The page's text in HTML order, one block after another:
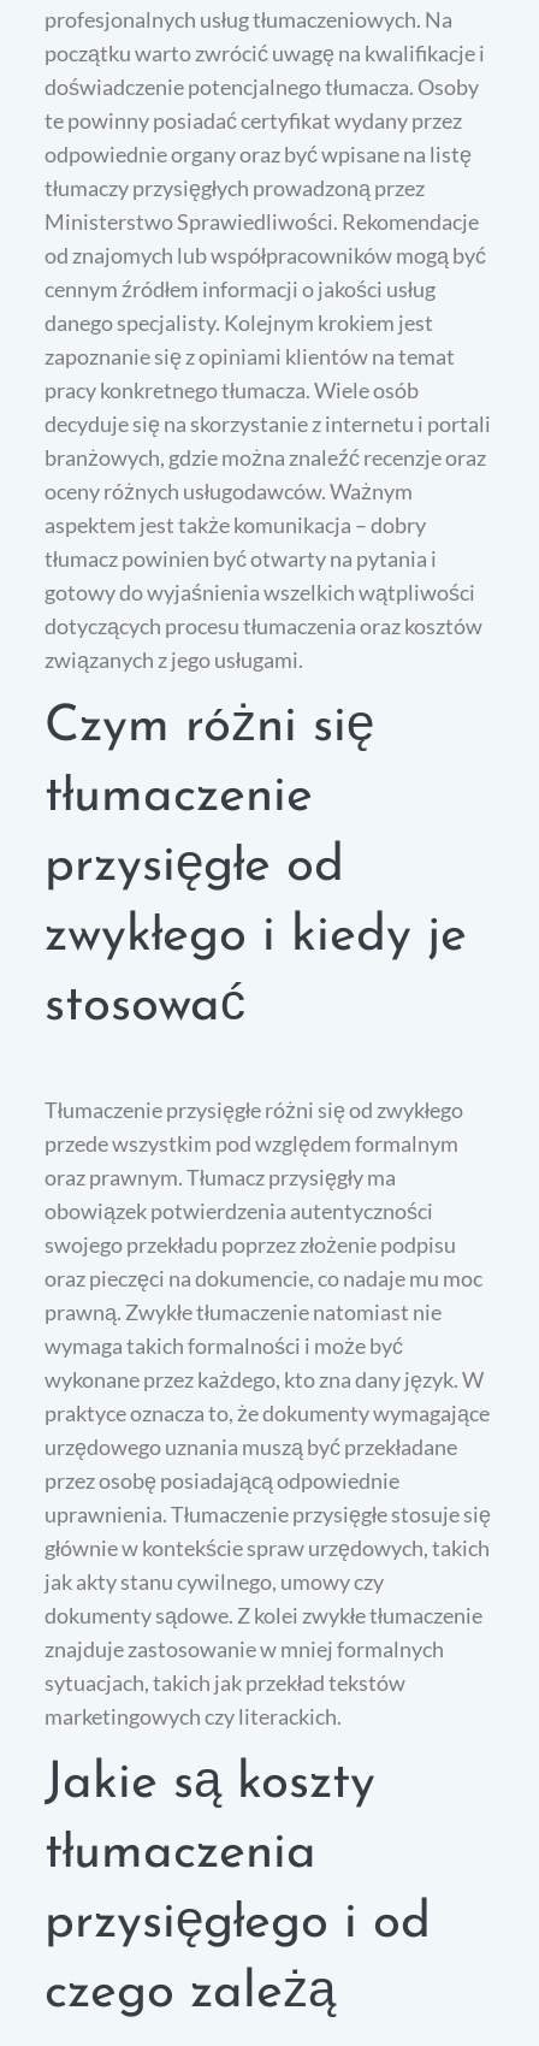
profesjonalnych usług tłumaczeniowych. Na
początku warto zwrócić uwagę na kwalifikacje i
doświadczenie potencjalnego tłumacza. Osoby
te powinny posiadać certyfikat wydany przez
odpowiednie organy oraz być wpisane na listę
tłumaczy przysięgłych prowadzoną przez
Ministerstwo Sprawiedliwości. Rekomendacje
od znajomych lub współpracowników mogą być
cennym źródłem informacji o jakości usług
danego specjalisty. Kolejnym krokiem jest
zapoznanie się z opiniami klientów na temat
pracy konkretnego tłumacza. Wiele osób
decyduje się na skorzystanie z internetu i portali
branżowych, gdzie można znaleźć recenzje oraz
oceny różnych usługodawców. Ważnym
aspektem jest także komunikacja – dobry
tłumacz powinien być otwarty na pytania i
gotowy do wyjaśnienia wszelkich wątpliwości
dotyczących procesu tłumaczenia oraz kosztów
związanych z jego usługami.
Czym różni się
tłumaczenie
przysięgłe od
zwykłego i kiedy je
stosować
Tłumaczenie przysięgłe różni się od zwykłego
przede wszystkim pod względem formalnym
oraz prawnym. Tłumacz przysięgły ma
obowiązek potwierdzenia autentyczności
swojego przekładu poprzez złożenie podpisu
oraz pieczęci na dokumencie, co nadaje mu moc
prawną. Zwykłe tłumaczenie natomiast nie
wymaga takich formalności i może być
wykonane przez każdego, kto zna dany język. W
praktyce oznacza to, że dokumenty wymagające
urzędowego uznania muszą być przekładane
przez osobę posiadającą odpowiednie
uprawnienia. Tłumaczenie przysięgłe stosuje się
głównie w kontekście spraw urzędowych, takich
jak akty stanu cywilnego, umowy czy
dokumenty sądowe. Z kolei zwykłe tłumaczenie
znajduje zastosowanie w mniej formalnych
sytuacjach, takich jak przekład tekstów
marketingowych czy literackich.
Jakie są koszty
tłumaczenia
przysięgłego i od
czego zależą